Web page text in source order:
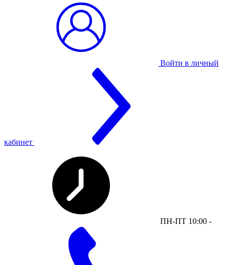
Войти в личный
кабинет
ПН-ПТ 10:00 -